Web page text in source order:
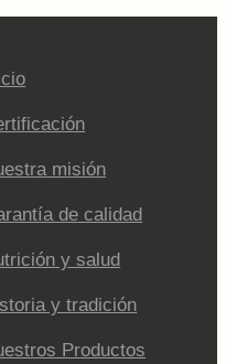
misión
de calidad
y salud
y tradición
Productos